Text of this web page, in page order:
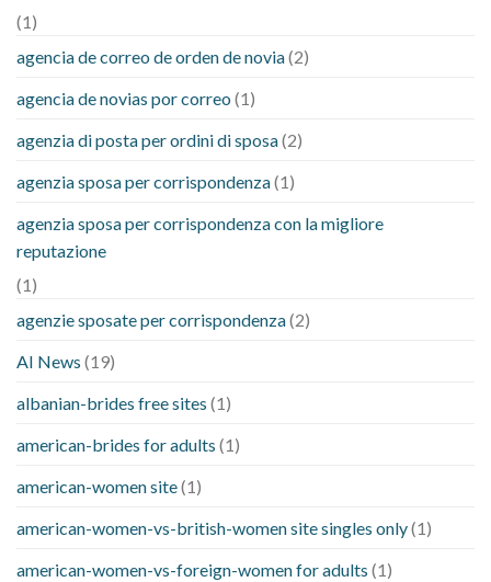
(1)
agencia de correo de orden de novia(2)
agencia de novias por correo (1)
agenzia di posta per ordini di sposa(2)
agenzia sposa per corrispondenza(1)
agenzia sposa per corrispondenza con la migliore
reputazione
(1)
agenzie sposate per corrispondenza(2)
AI News (19)
albanian-brides free sites (1)
american-brides for adults (1)
american-women site(1)
american-women-vs-british-women site singles only(1)
american-women-vs-foreign-women for adults (1)